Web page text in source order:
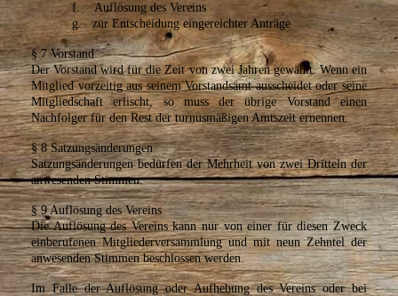
f. Auflösung des Vereins
g. zur Entscheidung eingereichter Anträge
§ 7 Vorstand
Der Vorstand wird für die Zeit von zwei Jahren gewählt. Wenn ein
Mitglied vorzeitig aus seinem Vorstandsamt ausscheidet oder seine
Mitgliedschaft erlischt, so muss der übrige Vorstand einen
Nachfolger für den Rest der turnusmäßigen Amtszeit ernennen.
§ 8 Satzungsänderungen
Satzungsänderungen bedürfen der Mehrheit von zwei Dritteln der
anwesenden Stimmen.
§ 9 Auflösung des Vereins
Die Auflösung des Vereins kann nur von einer für diesen Zweck
einberufenen Mitgliederversammlung und mit neun Zehntel der
anwesenden Stimmen beschlossen werden.
Im Falle der Auflösung oder Aufhebung des Vereins oder bei